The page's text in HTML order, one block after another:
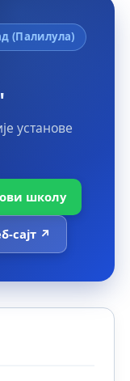
(Палилула)
установе
школу
сајт ↗